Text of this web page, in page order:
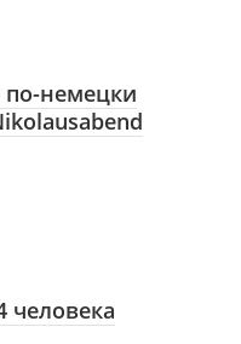
немецки
человека